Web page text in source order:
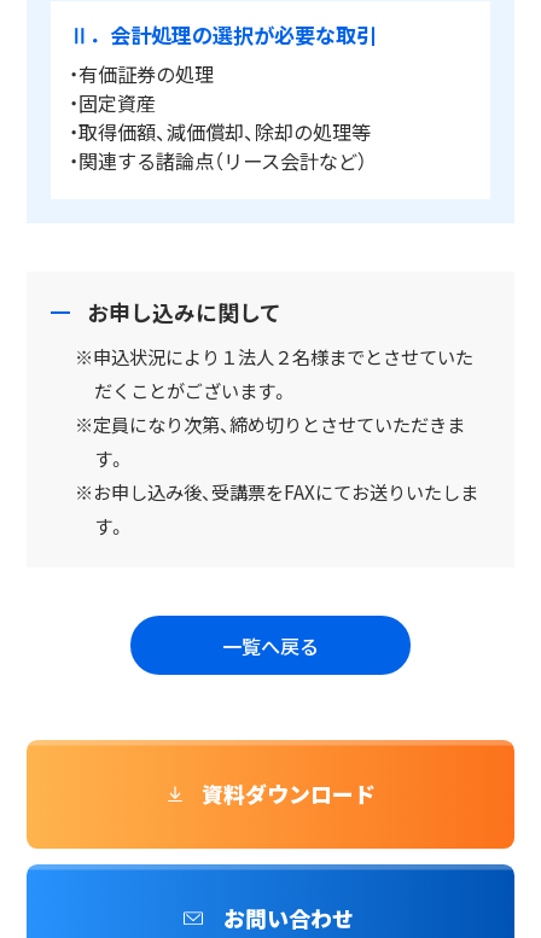
Ⅱ．会計処理の選択が必要な取引
・有価証券の処理
・固定資産
・取得価額、減価償却、除却の処理等
・関連する諸論点（リース会計など）
お申し込みに関して
※申込状況により１法人２名様までとさせていた
だくことがございます。
※定員になり次第、締め切りとさせていただきま
す。
※お申し込み後、受講票をFAXにてお送りいたしま
す。
一覧へ戻る
資料ダウンロード
お問い合わせ